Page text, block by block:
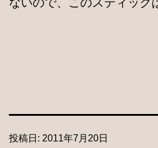
投稿日: 2011年7月20日